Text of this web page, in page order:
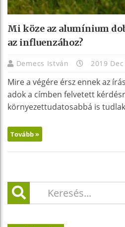
Mi köze az alumínium
az influenzához?
Demecs István 2019
Mire a végére érsz ennek az
adok a címben felvetett
környezettudatosabbá is
Tovább »